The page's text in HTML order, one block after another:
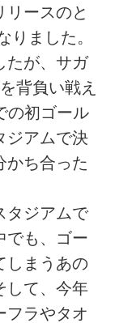
リースのと
りました。
たが、サガ
背負い戦え
の初ゴール
ジアムで決
かち合った
タジアムで
でも、ゴー
しまうあの
して、今年
フラやタオ